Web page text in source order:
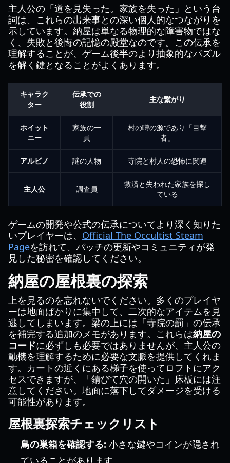
主人公の「道を見失った。家族を失った」という台
詞は、これらの出来事との深い個人的なつながりを
示しています。納屋は単なる物理的な障害物ではな
く、失敗と後悔の記憶の殿堂なのです。この伝承を
理解することが、ゲーム後半のより抽象的なパズル
を解く鍵となることがよくあります。
キャラク
ター
伝承での
役割
主な繋がり
ホイット
ニー
家族の一
員
村の噂の源であり「目撃
者」
アルビノ 謎の人物 寺院と村人の恐怖に関連
主人公 調査員
救済と失われた家族を探し
ている
ゲームの開発や公式の伝承についてより深く知りた
いプレイヤーは、 Official The Occultist Steam
Pageを訪れて、パッチの更新やコミュニティが発
見した秘密を確認してください。
納屋の屋根裏の探索
上を見るのを忘れないでください。多くのプレイヤ
ーは地面ばかりに集中して、二次的なアイテムを見
逃してしまいます。梁の上には「寺院の罰」の伝承
を補完する追加のメモがあります。これらは納屋の
コードに必ずしも必要ではありませんが、主人公の
動機を理解するために必要な文脈を提供してくれま
す。カートの近くにある梯子を使ってロフトにアク
セスできますが、「錆びて穴の開いた」床板には注
意してください。地面に落下してダメージを受ける
可能性があります。
屋根裏探索チェックリスト
鳥の巣箱を確認する: 小さな鍵やコインが隠され
ていることがあります。